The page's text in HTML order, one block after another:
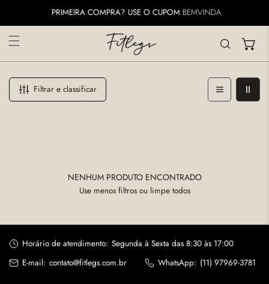
O CONTEÚDOPRIMEIRA COMPRA? USE O CUPOM BEMVINDA
Filtrar e classificar
NENHUM PRODUTO ENCONTRADO
Use menos filtros ou limpe todos
Horário de atendimento: Segunda à Sexta das 8:30 às 17:00
E-mail: contato@fitlegs.com.br WhatsApp: (11) 97969-3781